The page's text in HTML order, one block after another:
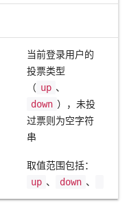
当前登录用户的
投票类型
（ up 、
down ），未投
过票则为空字符
串
取值范围包括：
up 、 down 、